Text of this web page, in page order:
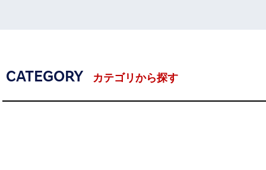
CATEGORY カテゴリから探す